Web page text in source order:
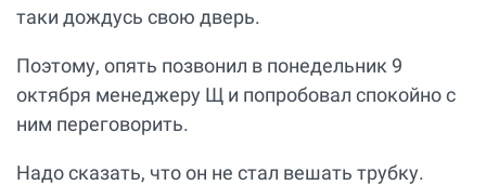
таки дождусь свою дверь.
Поэтому, опять позвонил в понедельник 9
октября менеджеру Щ и попробовал спокойно с
ним переговорить.
Надо сказать, что он не стал вешать трубку.